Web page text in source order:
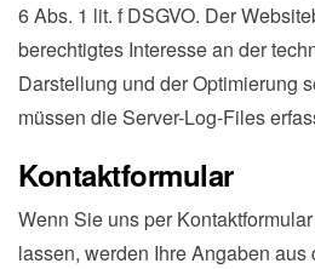
6 Abs. 1 lit. f DSGVO. Der
berechtigtes Interesse an der
Darstellung und der Optimierung
müssen die Server-Log-Files
Kontaktformular
Wenn Sie uns per
lassen, werden Ihre Angaben aus